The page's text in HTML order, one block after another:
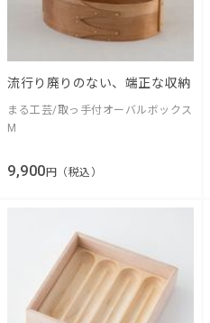
流行り廃りのない、端正な収納
まる工芸/取っ手付オーバルボックス
M
9,900 円（税込）